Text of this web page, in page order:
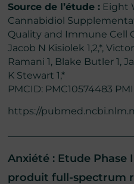
Source de l’étude : Eight
Cannabidiol
Quality and Immune Cell
Jacob N Kisiolek 1,2,*,
Ramani 1, Blake Butler 1,
K Stewart 1,*
PMCID: PMC10574483
https://
Anxiété : Etude Phase
produit full-spectrum